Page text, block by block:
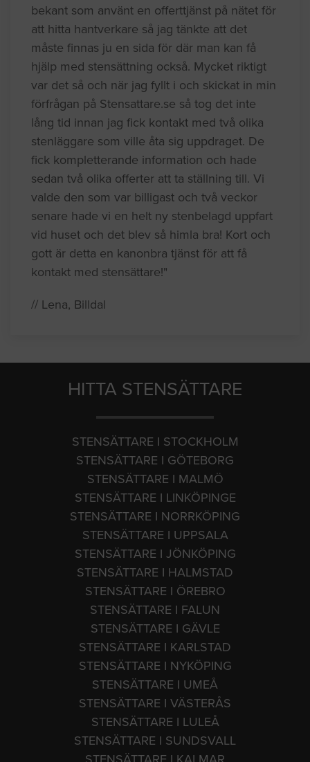
bekant som använt en offerttjänst på nätet för
att hitta hantverkare så jag tänkte att det
måste finnas ju en sida för där man kan få
hjälp med stensättning också. Mycket riktigt
var det så och när jag fyllt i och skickat in min
förfrågan på Stensattare.se så tog det inte
lång tid innan jag fick kontakt med två olika
stenläggare som ville åta sig uppdraget. De
fick kompletterande information och hade
sedan två olika offerter att ta ställning till. Vi
valde den som var billigast och två veckor
senare hade vi en helt ny stenbelagd uppfart
vid huset och det blev så himla bra! Kort och
gott är detta en kanonbra tjänst för att få
kontakt med stensättare!"
// Lena, Billdal
HITTA STENSÄTTARE
STENSÄTTARE I STOCKHOLM
STENSÄTTARE I GÖTEBORG
STENSÄTTARE I MALMÖ
STENSÄTTARE I LINKÖPINGE
STENSÄTTARE I NORRKÖPING
STENSÄTTARE I UPPSALA
STENSÄTTARE I JÖNKÖPING
STENSÄTTARE I HALMSTAD
STENSÄTTARE I ÖREBRO
STENSÄTTARE I FALUN
STENSÄTTARE I GÄVLE
STENSÄTTARE I KARLSTAD
STENSÄTTARE I NYKÖPING
STENSÄTTARE I UMEÅ
STENSÄTTARE I VÄSTERÅS
STENSÄTTARE I LULEÅ
STENSÄTTARE I SUNDSVALL